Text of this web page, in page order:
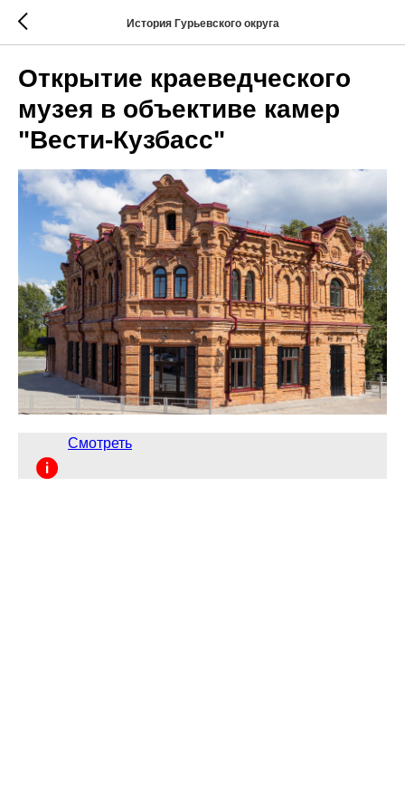
История Гурьевского округа
Открытие краеведческого
музея в объективе камер
"Вести-Кузбасс"
Смотреть